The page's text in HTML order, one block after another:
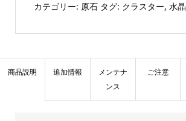
カテゴリー: 原石 タグ: クラスター, 水晶
商品説明 追加情報
メンテナ
ンス
ご注意